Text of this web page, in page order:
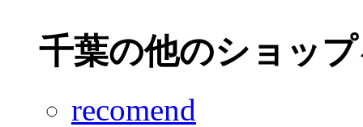
千葉の他のショッ
recomend